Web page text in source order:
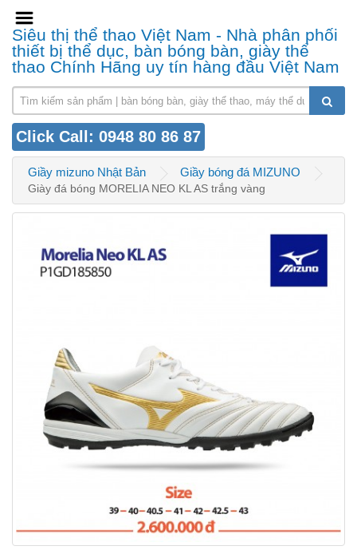
Siêu thị thể thao Việt Nam - Nhà phân phối
thiết bị thể dục, bàn bóng bàn, giày thể
thao Chính Hãng uy tín hàng đầu Việt Nam
Click Call: 0948 80 86 87
Giầy mizuno Nhật Bản Giầy bóng đá MIZUNO
Giày đá bóng MORELIA NEO KL AS trắng vàng